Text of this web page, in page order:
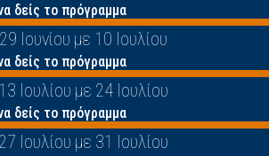
δείς το πρόγραμμα
Ιουνίου με 10 Ιουλίου
δείς το πρόγραμμα
Ιουλίου με 24 Ιουλίου
δείς το πρόγραμμα
Ιουλίου με 31 Ιουλίου